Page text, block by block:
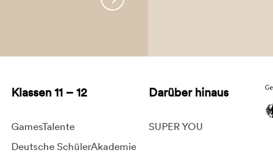
Klassen 11 – 12
GamesTalente
Deutsche SchülerAkademie
Darüber hinaus
SUPER YOU